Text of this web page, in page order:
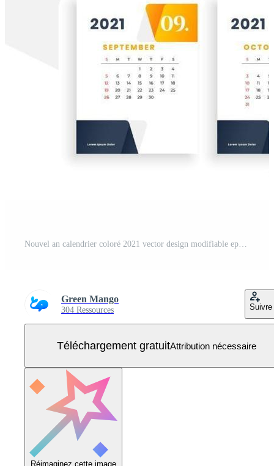
Nouvel an calendrier coloré 2021 vector design modifiable eps 10 redimensionnable Vecteur Gratuit
Green Mango
304 Ressources Suivre
Téléchargement gratuitAttribution nécessaire
Réimaginez cette image